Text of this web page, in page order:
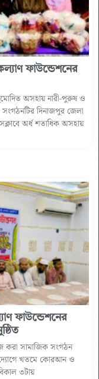
ফাউন্ডেশনের
অসহায় নারী-পুরুষ ও
দিনাজপুর জেলা
অর্ধ শতাধিক অসহায়
ফাউন্ডেশনের
করা সামাজিক সংগঠন
খতমে কোরআন ও
৩টায়